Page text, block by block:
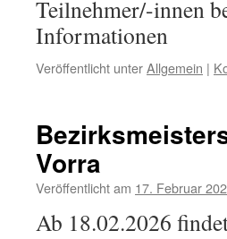
Teilnehmer/-innen
Informationen
Veröffentlicht unterAllgemein |
Vorra
Veröffentlicht am 17. Februar
Ab 18.02.2026